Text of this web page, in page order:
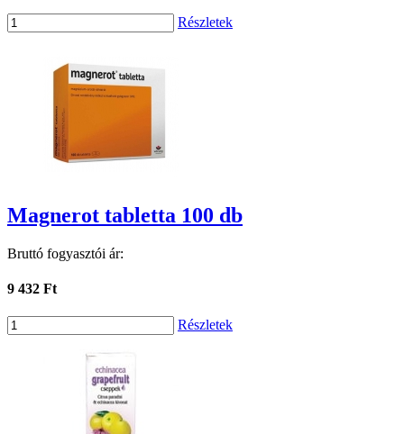
Részletek
Magnerot tabletta 100 db
Bruttó fogyasztói ár:
9 432 Ft
Részletek